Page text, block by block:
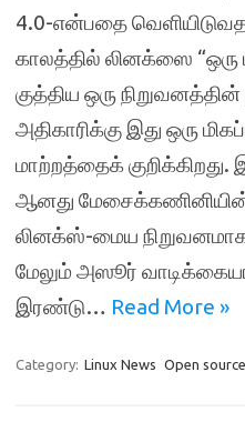
4.0-என்பதை
காலத்தில் லினக்ஸை “ஒரு
குத்திய ஒரு
அதிகாரிக்கு இது ஒரு
மாற்றத்தைக்
ஆனது மேசைக்கணினியின்
லினக்ஸ்-மைய நிறுவனமாக
மேலும் அஸூர்
இரண்டு… Read More »
Category: Linux News Open